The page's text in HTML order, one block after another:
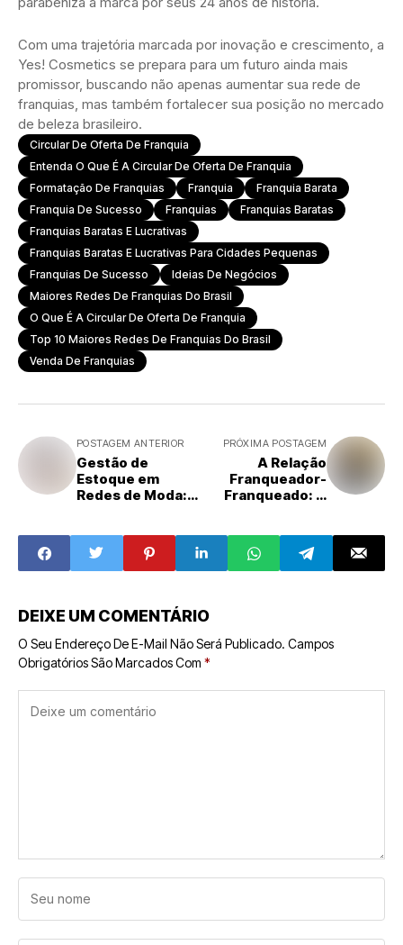
Com uma trajetória marcada por inovação e crescimento, a
Yes! Cosmetics se prepara para um futuro ainda mais
promissor, buscando não apenas aumentar sua rede de
franquias, mas também fortalecer sua posição no mercado
de beleza brasileiro.
Circular De Oferta De Franquia
Entenda O Que É A Circular De Oferta De Franquia
Formatação De Franquias
Franquia
Franquia Barata
Franquia De Sucesso
Franquias
Franquias Baratas
Franquias Baratas E Lucrativas
Franquias Baratas E Lucrativas Para Cidades Pequenas
Franquias De Sucesso
Ideias De Negócios
Maiores Redes De Franquias Do Brasil
O Que É A Circular De Oferta De Franquia
Top 10 Maiores Redes De Franquias Do Brasil
Venda De Franquias
POSTAGEM ANTERIOR
Gestão de
Estoque em
Redes de Moda:
Eficiência e
Lucratividade
PRÓXIMA POSTAGEM
A Relação
Franqueador-
Franqueado: O
Sustentável no
Setor de
Alimentação
DEIXE UM COMENTÁRIO
O Seu Endereço De E-Mail Não Será Publicado. Campos
Obrigatórios São Marcados Com *